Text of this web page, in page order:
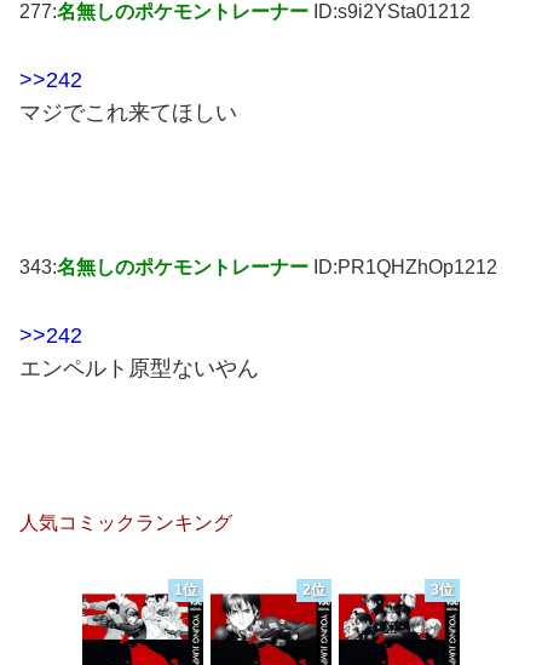
277:名無しのポケモントレーナー ID:s9i2YSta01212
>>242
マジでこれ来てほしい
343:名無しのポケモントレーナー ID:PR1QHZhOp1212
>>242
エンペルト原型ないやん
人気コミックランキング
1位 2位 3位